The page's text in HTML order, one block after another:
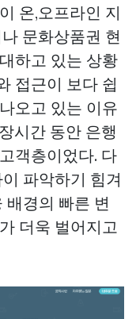
온,오프라인 지
문화상품권 현
하고 있는 상황
접근이 보다 쉽
오고 있는 이유
시간 동안 은행
객층이었다. 다
파악하기 힘겨
배경의 빠른 변
더욱 벌어지고